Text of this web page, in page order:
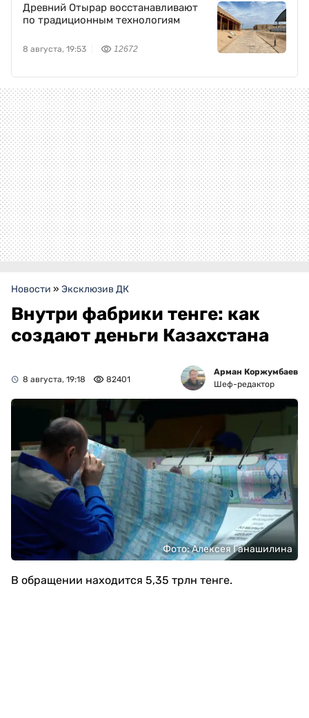
Древний Отырар восстанавливают
по традиционным технологиям
8 августа, 19:53 12672
Новости » Эксклюзив ДК
Внутри фабрики тенге: как
создают деньги Казахстана
8 августа, 19:18 82401
Арман Коржумбаев
Шеф-редактор
Фото: Алексея Ганашилина
В обращении находится 5,35 трлн тенге.